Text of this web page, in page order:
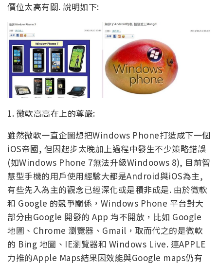
價位太高有關. 說明如下:
1. 微軟高高在上的尊嚴:
雖然微軟一直企圖想把Windows Phone打造成下一個
iOS帝國, 但因起步太晚加上過程中發生不少策略錯誤
(如Windows Phone 7無法升級Windoows 8), 目前智
慧型手機的用戶使用經驗大都是Android與iOS為主,
有些先入為主的觀念已經深化或是積非成是. 由於微軟
和 Google 的競爭關係，Windows Phone 平台對大
部分由Google 開發的 App 均不開放，比如 Google
地圖、Chrome 瀏覽器、Gmail，取而代之的是微軟
的 Bing 地圖、IE瀏覽器和 Windows Live. 連APPLE
力推的Apple Maps結果因效能與Google maps仍有